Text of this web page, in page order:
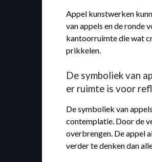
Appel kunstwerken
van appels en de ronde
kantoorruimte die wat
prikkelen.
De symboliek van
er ruimte is voor
De symboliek van
contemplatie. Door de
overbrengen. De appel
verder te denken dan